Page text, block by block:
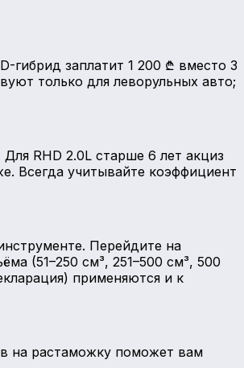
гибрид заплатит 1 200 ₾ вместо 3
только для леворульных авто;
RHD 2.0L старше 6 лет акциз
Всегда учитывайте коэффициент
Перейдите на
(51–250 см³, 251–500 см³, 500
применяются и к
на растаможку поможет вам